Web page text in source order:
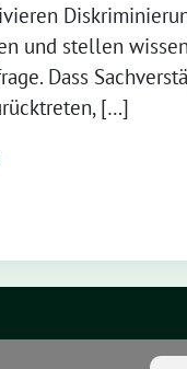
und stellen
Dass
[…]